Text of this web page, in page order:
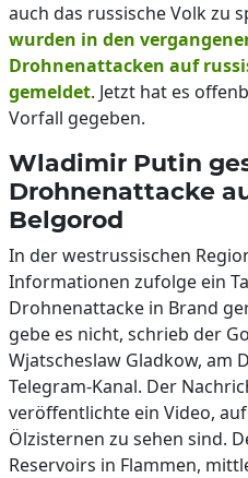
auch das russische Volk zu
wurden in den
Drohnenattacken auf
gemeldet. Jetzt hat es
Vorfall gegeben.
Wladimir Putin
Drohnenattacke
Belgorod
In der westrussischen
Informationen zufolge ein
Drohnenattacke in Brand
gebe es nicht, schrieb der
Wjatscheslaw Gladkow, am
Telegram-Kanal. Der
veröffentlichte ein Video,
Ölzisternen zu sehen sind.
Reservoirs in Flammen,